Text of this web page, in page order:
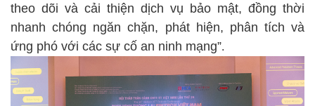
theo dõi và cải thiện dịch vụ bảo mật, đồng thời
nhanh chóng ngăn chặn, phát hiện, phân tích và
ứng phó với các sự cố an ninh mạng”.